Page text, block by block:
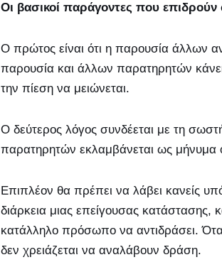
Οι βασικοί παράγοντες που
Ο πρώτος είναι ότι η παρουσία άλλων
παρουσία και άλλων παρατηρητών
την πίεση να μειώνεται.
Ο δεύτερος λόγος συνδέεται με τη
παρατηρητών εκλαμβάνεται ως μήνυμα
Επιπλέον θα πρέπει να λάβει κανείς
διάρκεια μιας επείγουσας κατάστασης,
κατάλληλο πρόσωπο να αντιδράσει.
δεν χρειάζεται να αναλάβουν δράση.